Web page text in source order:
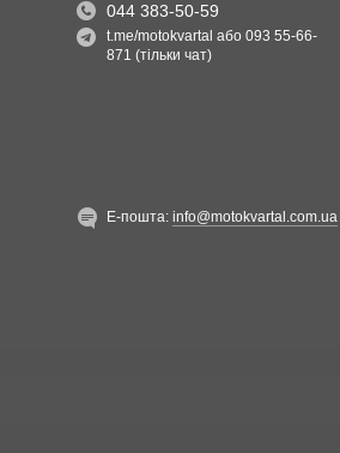
044 383-50-59
t.me/motokvartal або 093 55-66-
871 (тільки чат)
Е-пошта:info@motokvartal.com.ua